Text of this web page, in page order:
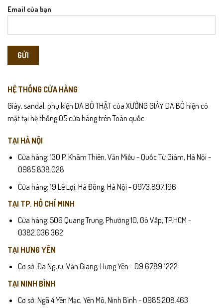
Email của bạn
HỆ THỐNG CỬA HÀNG
Giày, sandal, phụ kiện DA BÒ THẬT của XƯỞNG GIÀY DA BÒ hiện có
mặt tại hệ thống 05 cửa hàng trên Toàn quốc.
TẠI HÀ NỘI
Cửa hàng: 130 P. Khâm Thiên, Văn Miếu - Quốc Tử Giám, Hà Nội -
0985.838.028
Cửa hàng: 19 Lê Lợi, Hà Đông, Hà Nội - 0973.897.196
TẠI TP. HỒ CHÍ MINH
Cửa hàng: 506 Quang Trung, Phường 10, Gò Vấp, TP.HCM -
0382.036.362
TẠI HƯNG YÊN
Cơ sở: Đa Ngưu, Văn Giang, Hưng Yên - 09.6789.1222
TẠI NINH BÌNH
Cơ sở: Ngã 4 Yên Mạc, Yên Mô, Ninh Bình - 0985.208.463